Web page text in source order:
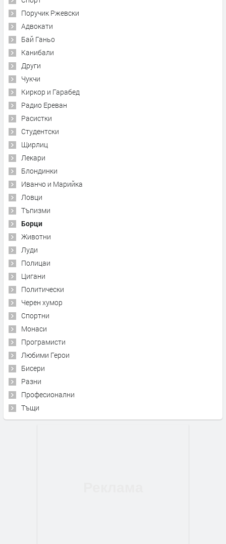
Поручик Ржевски
Адвокати
Бай Ганьо
Канибали
Други
Чукчи
Киркор и Гарабед
Радио Ереван
Расистки
Студентски
Щирлиц
Лекари
Блондинки
Иванчо и Марийка
Ловци
Тъпизми
Борци
Животни
Луди
Полицаи
Цигани
Политически
Черен хумор
Спортни
Монаси
Програмисти
Любими Герои
Бисери
Разни
Професионални
Тъщи